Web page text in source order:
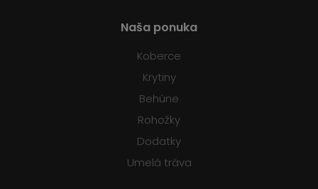
Naša ponuka
Koberce
Krytiny
Behúne
Rohožky
Dodatky
Umelá tráva